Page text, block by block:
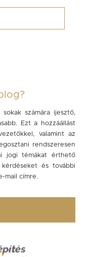
számára ijesztő,
Ezt a hozzáállást
valamint az
rendszeresen
jogi témákat érthető
és további
mail címre.